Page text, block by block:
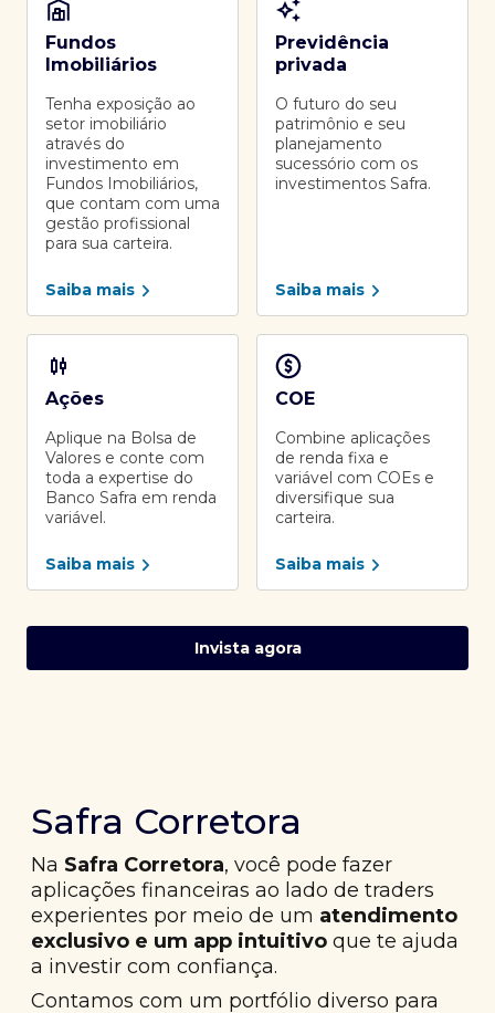
Fundos
Imobiliários
Tenha exposição ao
setor imobiliário
através do
investimento em
Fundos Imobiliários,
que contam com uma
gestão profissional
para sua carteira.
Saiba mais
Previdência
privada
O futuro do seu
patrimônio e seu
planejamento
sucessório com os
investimentos Safra.
Saiba mais
Ações
Aplique na Bolsa de
Valores e conte com
toda a expertise do
Banco Safra em renda
variável.
Saiba mais
COE
Combine aplicações
de renda fixa e
variável com COEs e
diversifique sua
carteira.
Saiba mais
Invista agora
Safra Corretora
Na Safra Corretora, você pode fazer
aplicações financeiras ao lado de traders
experientes por meio de um atendimento
exclusivo e um app intuitivo que te ajuda
a investir com confiança.
Contamos com um portfólio diverso para